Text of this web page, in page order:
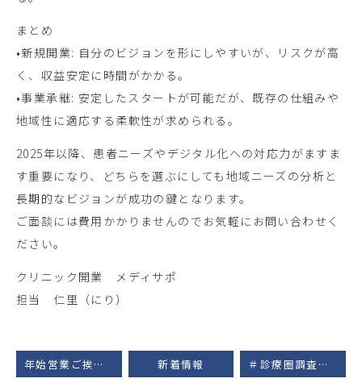
まとめ
•新規開業: 自分のビジョンを形にしやすいが、リスクが高
く、収益安定に時間がかかる。
•事業承継: 安定したスタートが可能だが、既存の仕組みや
地域性に適応する柔軟性が求められる。
2025年以降、患者ニーズやデジタル化への対応力がますま
す重要になり、どちらを選ぶにしても地域ニーズの分析と
長期的なビジョンが成功の鍵となります。
ご面談には費用かかりませんのでお気軽にお問い合わせく
ださい。
クリニック開業 メディサポ
担当 仁里（にり）
年始営業ご挨拶（医療テナントと現状について） 新着情報 ＃診療圏調査とは！